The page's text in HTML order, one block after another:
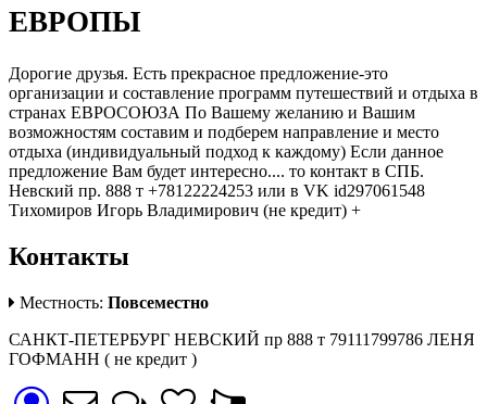
ЕВРОПЫ
Дорогие друзья. Есть прекрасное предложение-это
организации и составление программ путешествий и отдыха в
странах ЕВРОСОЮЗА По Вашему желанию и Вашим
возможностям составим и подберем направление и место
отдыха (индивидуальный подход к каждому) Если данное
предложение Вам будет интересно.... то контакт в СПБ.
Невский пр. 888 т +78122224253 или в VK id297061548
Тихомиров Игорь Владимирович (не кредит) +
Контакты
Местность: Повсеместно
САНКТ-ПЕТЕРБУРГ НЕВСКИЙ пр 888 т 79111799786 ЛЕНЯ
ГОФМАНН ( не кредит )